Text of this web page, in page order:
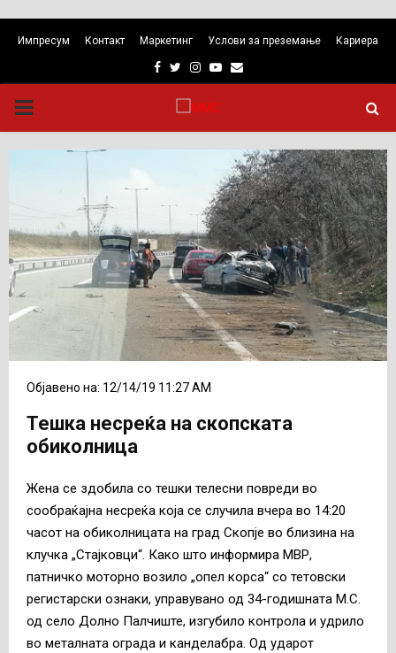
Импресум Контакт Маркетинг Услови за преземање Кариера
Facebook
TwitterInstagram
Youtube
Email
PRIMARY
MENU
Објавено на: 12/14/19 11:27 AM
Тешка несреќа на скопската
обиколница
Жена се здобила со тешки телесни повреди во
сообраќајна несреќа која се случила вчера во 14:20
часот на обиколницата на град Скопје во близина на
клучка „Стајковци“. Како што информира МВР,
патничко моторно возило „опел корса“ со тетовски
регистарски ознаки, управувано од 34-годишната М.С.
од село Долно Палчиште, изгубило контрола и удрило
во металната ограда и канделабра. Од ударот